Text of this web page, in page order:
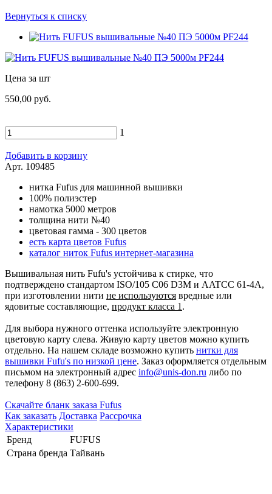
Вернуться к списку
Цена за шт
550,00 руб.
1
Добавить в корзину
Арт. 109485
нитка Fufus для машинной вышивки
100% полиэстер
намотка 5000 метров
толщина нити №40
цветовая гамма - 300 цветов
есть карта цветов Fufus
каталог ниток Fufus интернет-магазина
Вышивальная нить Fufu's устойчива к стирке, что
подтверждено стандартом ISO/105 C06 D3M и AATCC 61-4A,
при изготовлении нити не используются вредные или
ядовитые составляющие, продукт класса 1 .
Для выбора нужного оттенка используйте электронную
цветовую карту слева. Живую карту цветов можно купить
отдельно. На нашем складе возможно купить нитки для
вышивки Fufu's по низкой цене. Заказ оформляется отдельным
письмом на электронный адрес info@unis-don.ru либо по
телефону 8 (863) 2-600-699.
Cкачайте бланк заказа Fufus
Как заказать Доставка Рассрочка
Характеристики
Бренд
FUFUS
Страна бренда Тайвань